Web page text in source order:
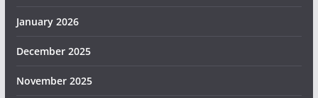
January 2026
December 2025
November 2025